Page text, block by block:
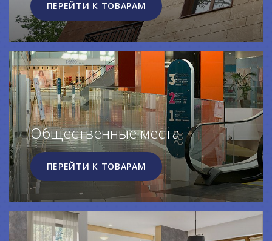
ПЕРЕЙТИ К ТОВАРАМ
Общественные места
ПЕРЕЙТИ К ТОВАРАМ